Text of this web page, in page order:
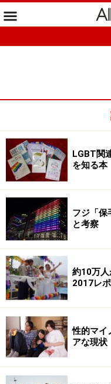
LGBT関
を知る本
フジ「保
と考察
約10万人
2017レポ
性的マイ
アな現状